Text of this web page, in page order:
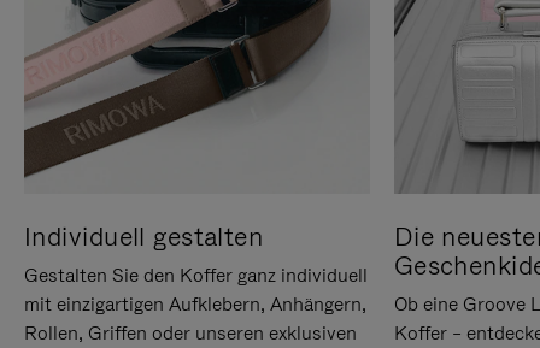
Individuell gestalten
Gestalten Sie den Koffer ganz individuell
mit einzigartigen Aufklebern, Anhängern,
Rollen, Griffen oder unseren exklusiven
Die
Ob eine Groove
Koffer –